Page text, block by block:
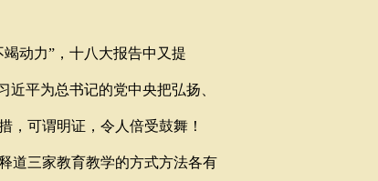
动力”，十八大报告中又提
平为总书记的党中央把弘扬、
，可谓明证，令人倍受鼓舞！
三家教育教学的方式方法各有